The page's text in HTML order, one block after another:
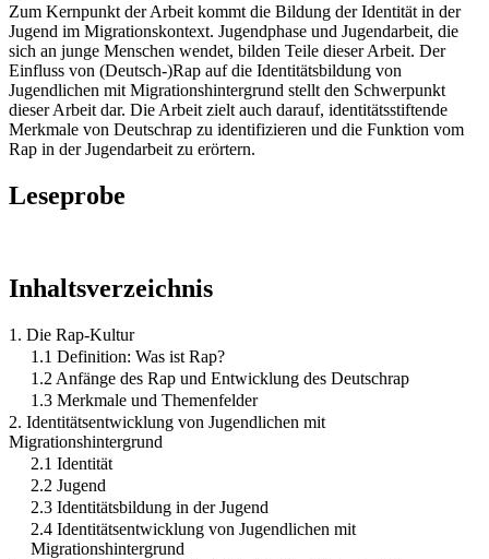
Zum Kernpunkt der Arbeit kommt die Bildung der Identität in der
Jugend im Migrationskontext. Jugendphase und Jugendarbeit, die
sich an junge Menschen wendet, bilden Teile dieser Arbeit. Der
Einfluss von (Deutsch-)Rap auf die Identitätsbildung von
Jugendlichen mit Migrationshintergrund stellt den Schwerpunkt
dieser Arbeit dar. Die Arbeit zielt auch darauf, identitätsstiftende
Merkmale von Deutschrap zu identifizieren und die Funktion vom
Rap in der Jugendarbeit zu erörtern.
Leseprobe
Inhaltsverzeichnis
1. Die Rap-Kultur
1.1 Definition: Was ist Rap?
1.2 Anfänge des Rap und Entwicklung des Deutschrap
1.3 Merkmale und Themenfelder
2. Identitätsentwicklung von Jugendlichen mit
Migrationshintergrund
2.1 Identität
2.2 Jugend
2.3 Identitätsbildung in der Jugend
2.4 Identitätsentwicklung von Jugendlichen mit
Migrationshintergrund